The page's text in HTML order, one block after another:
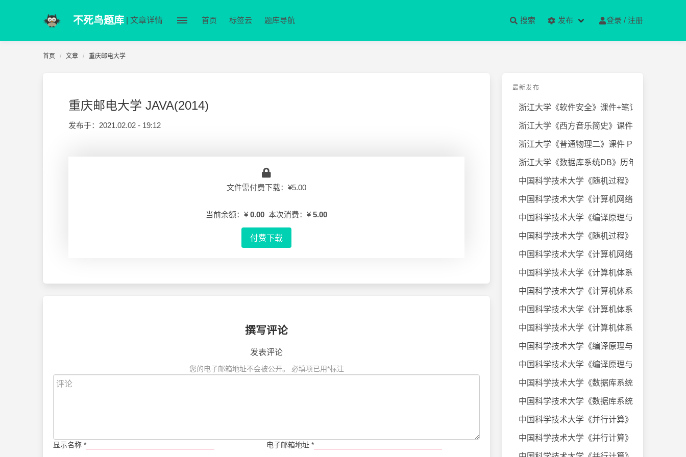
不死鸟题库 | 文章详情 首页 标签云 题库导航 搜索 发布 登录 / 注册
首页 文章 重庆邮电大学
重庆邮电大学 JAVA(2014)
发布于： 2021.02.02 - 19:12
文件需付费下载：¥5.00
当前余额：¥ 0.00 本次消费：¥ 5.00
付费下载
撰写评论
发表评论
您的电子邮箱地址不会被公开。 必填项已用*标注
显示名称 * 电子邮箱地址 *
最新发布
浙江大学《软件安全》课件+笔记
浙江大学《西方音乐简史》课件+笔
浙江大学《普通物理二》课件 PPT
浙江大学《数据库系统DB》历年试卷
中国科学技术大学《随机过程》近几
中国科学技术大学《计算机网络》课
中国科学技术大学《编译原理与技术
中国科学技术大学《随机过程》课件
中国科学技术大学《计算机网络》20
中国科学技术大学《计算机体系结构
中国科学技术大学《计算机体系结构
中国科学技术大学《计算机体系结构
中国科学技术大学《计算机体系结构
中国科学技术大学《编译原理与技术
中国科学技术大学《编译原理与技术
中国科学技术大学《数据库系统及应
中国科学技术大学《数据库系统及应
中国科学技术大学《并行计算》考试
中国科学技术大学《并行计算》考试